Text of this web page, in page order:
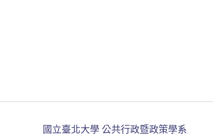
:::
國立臺北大學 公共行政暨政策學系